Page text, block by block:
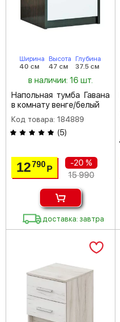
Ширина
40 см
Высота
47 см
Глубина
37.5 см
в наличии: 16 шт.
Напольная тумба Гавана
в комнату венге/белый
Код товара: 184889
(5)
12790Р
-20 %
15 990
доставка: завтра